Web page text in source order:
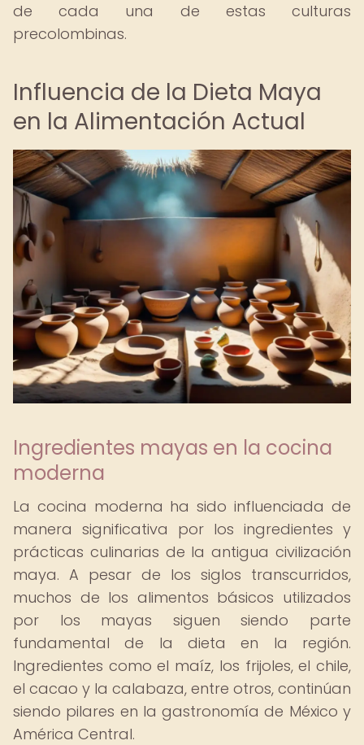
de cada una de estas culturas
precolombinas.
Influencia de la Dieta Maya
en la Alimentación Actual
Ingredientes mayas en la cocina
moderna
La cocina moderna ha sido influenciada de
manera significativa por los ingredientes y
prácticas culinarias de la antigua civilización
maya. A pesar de los siglos transcurridos,
muchos de los alimentos básicos utilizados
por los mayas siguen siendo parte
fundamental de la dieta en la región.
Ingredientes como el maíz, los frijoles, el chile,
el cacao y la calabaza, entre otros, continúan
siendo pilares en la gastronomía de México y
América Central.